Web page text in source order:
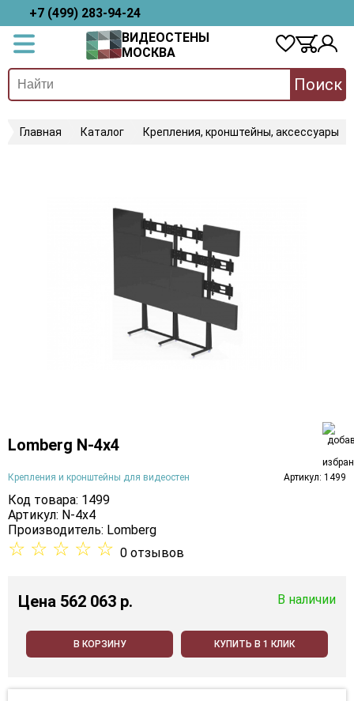
+7 (499) 283-94-24
ВИДЕОСТЕНЫ
МОСКВА
Поиск
Главная Каталог Крепления, кронштейны, аксессуары
Lomberg N-4х4
Крепления и кронштейны для видеостен Артикул: 1499
Код товара: 1499
Артикул: N-4х4
Производитель: Lomberg
☆ ☆ ☆ ☆ ☆ 0 отзывов
Цена 562 063 p. В наличии
В КОРЗИНУ КУПИТЬ В 1 КЛИК